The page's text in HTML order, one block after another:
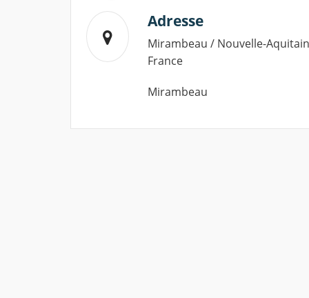
Adresse
Mirambeau / Nouvelle-
France
Mirambeau